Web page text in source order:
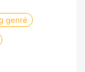
genré